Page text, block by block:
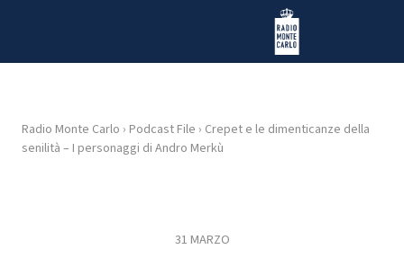
Radio Monte Carlo
HOME
Radio Monte Carlo › Podcast File › Crepet e le dimenticanze della
senilità – I personaggi di Andro Merkù
31 MARZO